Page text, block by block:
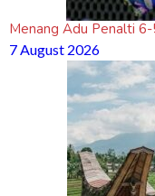
Menang Adu Penalti
7 August 2026